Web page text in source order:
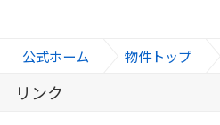
公式ホーム 物件トップ
リンク